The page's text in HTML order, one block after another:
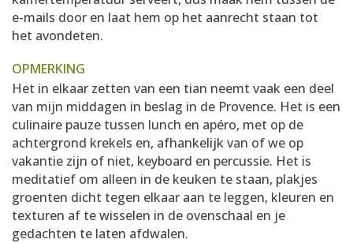
e-mails door en laat hem op het aanrecht staan tot
het avondeten.
OPMERKING
Het in elkaar zetten van een tian neemt vaak een deel
van mijn middagen in beslag in de Provence. Het is een
culinaire pauze tussen lunch en apéro, met op de
achtergrond krekels en, afhankelijk van of we op
vakantie zijn of niet, keyboard en percussie. Het is
meditatief om alleen in de keuken te staan, plakjes
groenten dicht tegen elkaar aan te leggen, kleuren en
texturen af te wisselen in de ovenschaal en je
gedachten te laten afdwalen.